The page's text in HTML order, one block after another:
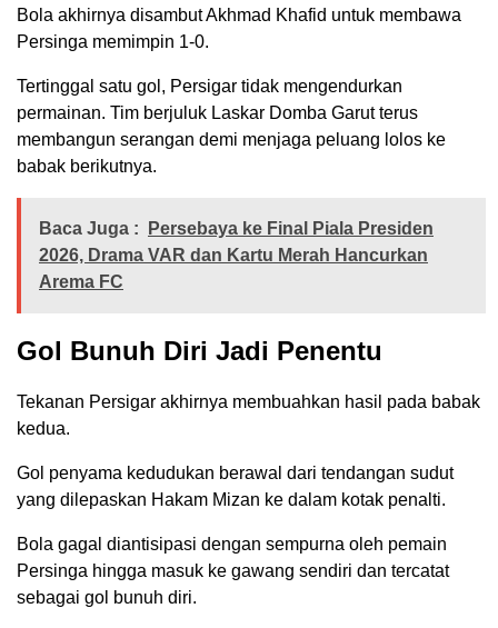
Bola akhirnya disambut Akhmad Khafid untuk membawa
Persinga memimpin 1-0.
Tertinggal satu gol, Persigar tidak mengendurkan
permainan. Tim berjuluk Laskar Domba Garut terus
membangun serangan demi menjaga peluang lolos ke
babak berikutnya.
Baca Juga :
Persebaya ke Final Piala Presiden
2026, Drama VAR dan Kartu Merah Hancurkan
Arema FC
Gol Bunuh Diri Jadi Penentu
Tekanan Persigar akhirnya membuahkan hasil pada babak
kedua.
Gol penyama kedudukan berawal dari tendangan sudut
yang dilepaskan Hakam Mizan ke dalam kotak penalti.
Bola gagal diantisipasi dengan sempurna oleh pemain
Persinga hingga masuk ke gawang sendiri dan tercatat
sebagai gol bunuh diri.